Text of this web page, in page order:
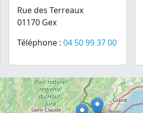
Rue des Terreaux
01170 Gex
Téléphone : 04 50 99 37 00